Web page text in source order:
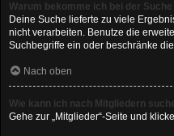
Warum bekomme ich bei der
Deine Suche lieferte zu viele
nicht verarbeiten. Benutze die
Suchbegriffe ein oder beschränke
Nach oben
Wie kann ich nach Mitgliedern
Gehe zur „Mitglieder“-Seite und